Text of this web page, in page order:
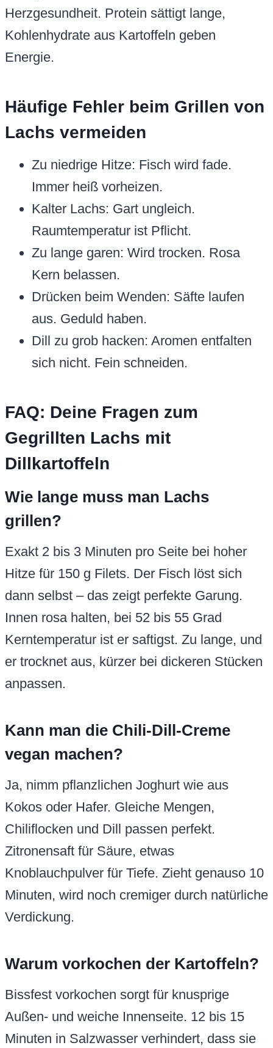
Herzgesundheit. Protein sättigt lange,
Kohlenhydrate aus Kartoffeln geben
Energie.
Häufige Fehler beim Grillen von
Lachs vermeiden
Zu niedrige Hitze: Fisch wird fade.
Immer heiß vorheizen.
Kalter Lachs: Gart ungleich.
Raumtemperatur ist Pflicht.
Zu lange garen: Wird trocken. Rosa
Kern belassen.
Drücken beim Wenden: Säfte laufen
aus. Geduld haben.
Dill zu grob hacken: Aromen entfalten
sich nicht. Fein schneiden.
FAQ: Deine Fragen zum
Gegrillten Lachs mit
Dillkartoffeln
Wie lange muss man Lachs
grillen?
Exakt 2 bis 3 Minuten pro Seite bei hoher
Hitze für 150 g Filets. Der Fisch löst sich
dann selbst – das zeigt perfekte Garung.
Innen rosa halten, bei 52 bis 55 Grad
Kerntemperatur ist er saftigst. Zu lange, und
er trocknet aus, kürzer bei dickeren Stücken
anpassen.
Kann man die Chili-Dill-Creme
vegan machen?
Ja, nimm pflanzlichen Joghurt wie aus
Kokos oder Hafer. Gleiche Mengen,
Chiliflocken und Dill passen perfekt.
Zitronensaft für Säure, etwas
Knoblauchpulver für Tiefe. Zieht genauso 10
Minuten, wird noch cremiger durch natürliche
Verdickung.
Warum vorkochen der Kartoffeln?
Bissfest vorkochen sorgt für knusprige
Außen- und weiche Innenseite. 12 bis 15
Minuten in Salzwasser verhindert, dass sie